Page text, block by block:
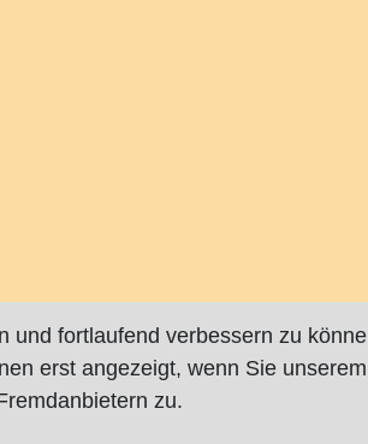
und fortlaufend verbessern zu
erst angezeigt, wenn Sie
zu.